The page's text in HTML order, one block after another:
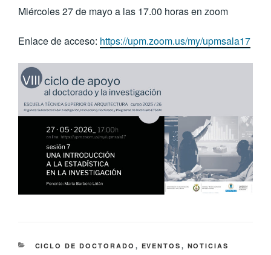
Miércoles 27 de mayo a las 17.00 horas en zoom
Enlace de acceso: https://upm.zoom.us/my/upmsala17
CATEGORIES
CICLO DE DOCTORADO , EVENTOS , NOTICIAS